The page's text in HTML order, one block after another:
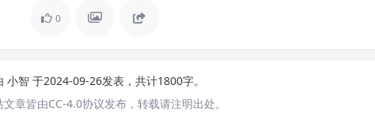
0
小智 于2024-09-26发表，共计1800字。
章皆由CC-4.0协议发布，转载请注明出处。